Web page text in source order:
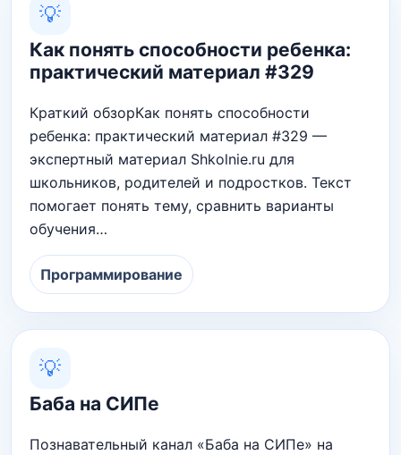
💡
Как понять способности ребенка:
практический материал #329
Краткий обзорКак понять способности
ребенка: практический материал #329 —
экспертный материал Shkolnie.ru для
школьников, родителей и подростков. Текст
помогает понять тему, сравнить варианты
обучения…
Программирование
💡
Баба на СИПе
Познавательный канал «Баба на СИПе» на